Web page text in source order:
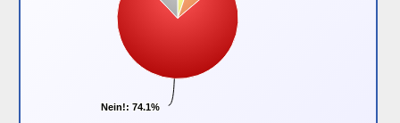
Nein!: 74.1%
Nein!: 74.1%